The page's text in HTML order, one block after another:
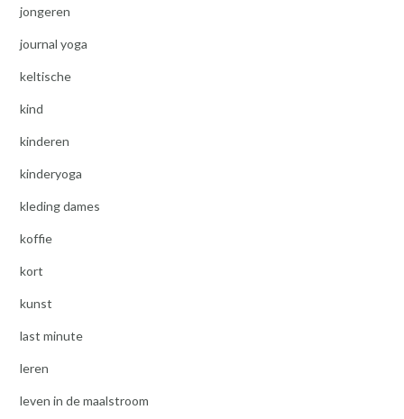
jongeren
journal yoga
keltische
kind
kinderen
kinderyoga
kleding dames
koffie
kort
kunst
last minute
leren
leven in de maalstroom